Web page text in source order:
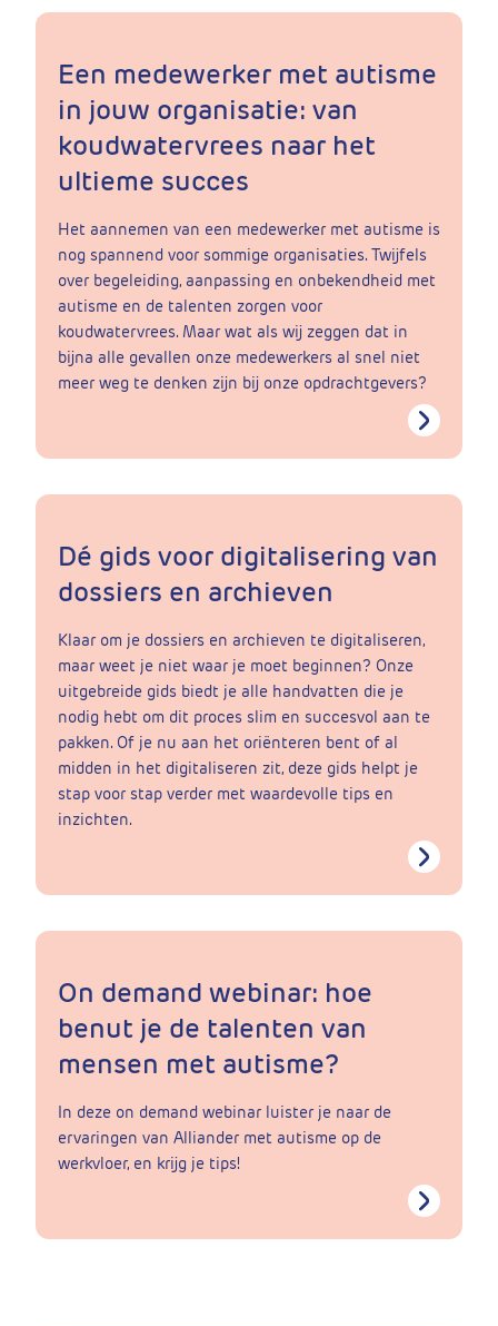
Een medewerker met autisme
in jouw organisatie: van
koudwatervrees naar het
ultieme succes
Het aannemen van een medewerker met autisme is
nog spannend voor sommige organisaties. Twijfels
over begeleiding, aanpassing en onbekendheid met
autisme en de talenten zorgen voor
koudwatervrees. Maar wat als wij zeggen dat in
bijna alle gevallen onze medewerkers al snel niet
meer weg te denken zijn bij onze opdrachtgevers?
Dé gids voor digitalisering van
dossiers en archieven
Klaar om je dossiers en archieven te digitaliseren,
maar weet je niet waar je moet beginnen? Onze
uitgebreide gids biedt je alle handvatten die je
nodig hebt om dit proces slim en succesvol aan te
pakken. Of je nu aan het oriënteren bent of al
midden in het digitaliseren zit, deze gids helpt je
stap voor stap verder met waardevolle tips en
inzichten.
On demand webinar: hoe
benut je de talenten van
mensen met autisme?
In deze on demand webinar luister je naar de
ervaringen van Alliander met autisme op de
werkvloer, en krijg je tips!